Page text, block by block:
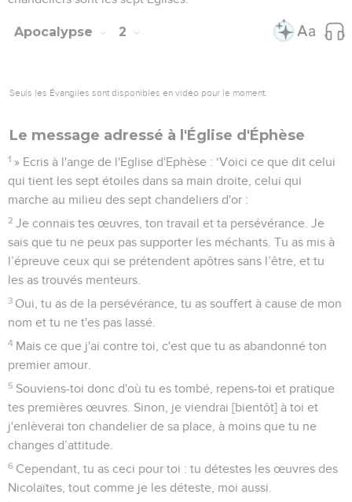
Apocalypse 2
Seuls les Évangiles sont disponibles en vidéo pour le moment.
Le message adressé à l'Église d'Éphèse
1 » Ecris à l'ange de l'Eglise d'Ephèse : ‘Voici ce que dit celui
qui tient les sept étoiles dans sa main droite, celui qui
marche au milieu des sept chandeliers d'or :
2 Je connais tes œuvres, ton travail et ta persévérance. Je
sais que tu ne peux pas supporter les méchants. Tu as mis à
l’épreuve ceux qui se prétendent apôtres sans l’être, et tu
les as trouvés menteurs.
3 Oui, tu as de la persévérance, tu as souffert à cause de mon
nom et tu ne t'es pas lassé.
4 Mais ce que j'ai contre toi, c'est que tu as abandonné ton
premier amour.
5 Souviens-toi donc d'où tu es tombé, repens-toi et pratique
tes premières œuvres. Sinon, je viendrai [bientôt] à toi et
j'enlèverai ton chandelier de sa place, à moins que tu ne
changes d’attitude.
6 Cependant, tu as ceci pour toi : tu détestes les œuvres des
Nicolaïtes, tout comme je les déteste, moi aussi.